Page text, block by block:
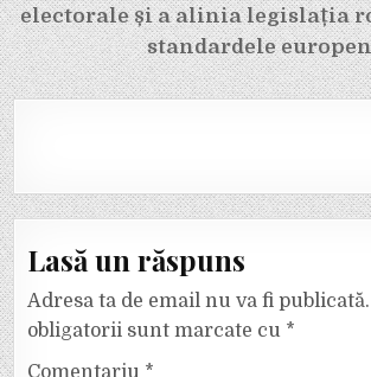
electorale și a alinia legislația
standardele
Lasă un răspuns
Adresa ta de email nu va fi publicată.
obligatorii sunt marcate cu *
Comentariu *